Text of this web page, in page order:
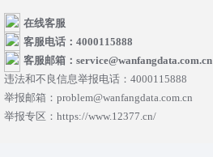
在线客服
客服电话：4000115888
客服邮箱：service@wanfangdata.com.cn
违法和不良信息举报电话：4000115888
举报邮箱：problem@wanfangdata.com.cn
举报专区：https://www.12377.cn/